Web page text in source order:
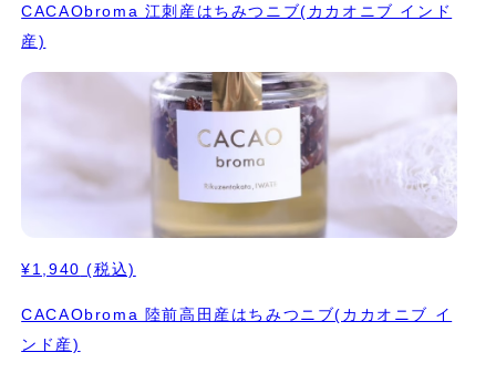
CACAObroma 江刺産はちみつニブ(カカオニブ インド
産)
¥1,940 (税込)
CACAObroma 陸前高田産はちみつニブ(カカオニブ イ
ンド産)